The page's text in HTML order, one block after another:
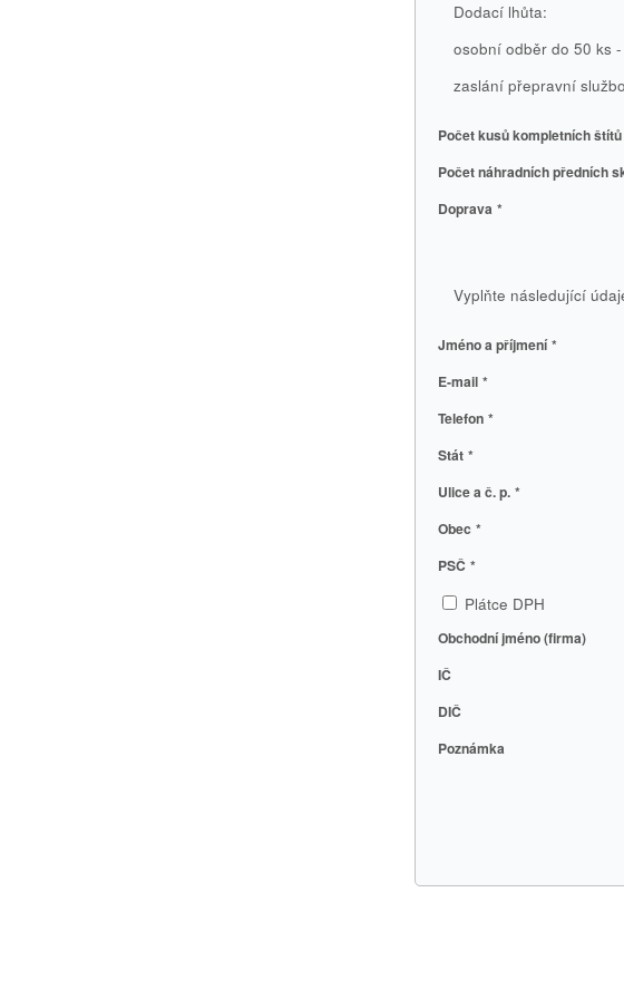
Dodací lhůta:
osobní odběr do 50 ks
zaslání přepravní
Počet kusů kompletních štítů
Počet náhradních předních
Doprava *
Vyplňte následující
Jméno a příjmení *
E-mail *
Telefon *
Stát *
Ulice a č. p. *
Obec *
PSČ *
Plátce DPH
Obchodní jméno (firma)
IČ
DIČ
Poznámka